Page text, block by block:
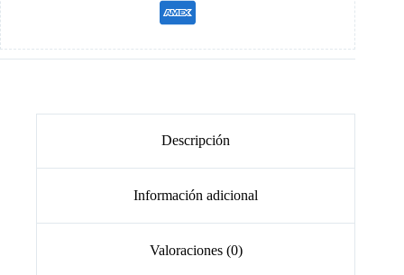
Descripción
Información adicional
Valoraciones (0)